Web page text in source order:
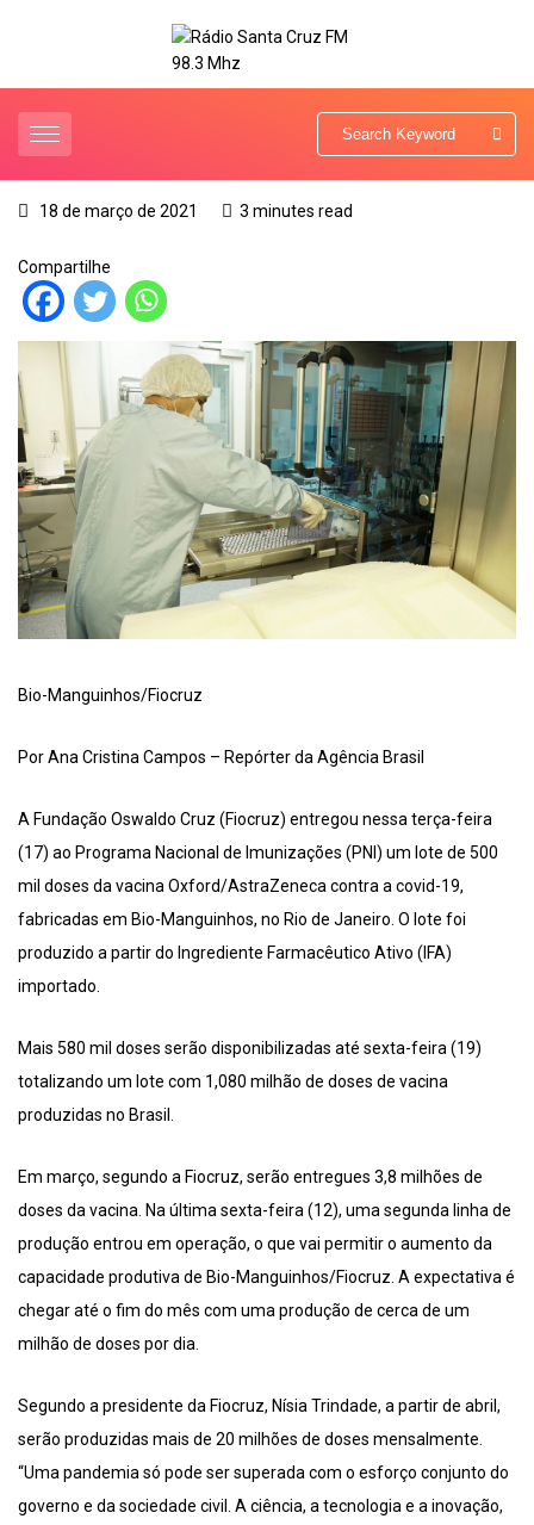
18 de março de 2021 3 minutes read
Compartilhe
Bio-Manguinhos/Fiocruz
Por Ana Cristina Campos – Repórter da Agência Brasil
A Fundação Oswaldo Cruz (Fiocruz) entregou nessa terça-feira
(17) ao Programa Nacional de Imunizações (PNI) um lote de 500
mil doses da vacina Oxford/AstraZeneca contra a covid-19,
fabricadas em Bio-Manguinhos, no Rio de Janeiro. O lote foi
produzido a partir do Ingrediente Farmacêutico Ativo (IFA)
importado.
Mais 580 mil doses serão disponibilizadas até sexta-feira (19)
totalizando um lote com 1,080 milhão de doses de vacina
produzidas no Brasil.
Em março, segundo a Fiocruz, serão entregues 3,8 milhões de
doses da vacina. Na última sexta-feira (12), uma segunda linha de
produção entrou em operação, o que vai permitir o aumento da
capacidade produtiva de Bio-Manguinhos/Fiocruz. A expectativa é
chegar até o fim do mês com uma produção de cerca de um
milhão de doses por dia.
Segundo a presidente da Fiocruz, Nísia Trindade, a partir de abril,
serão produzidas mais de 20 milhões de doses mensalmente.
“Uma pandemia só pode ser superada com o esforço conjunto do
governo e da sociedade civil. A ciência, a tecnologia e a inovação,